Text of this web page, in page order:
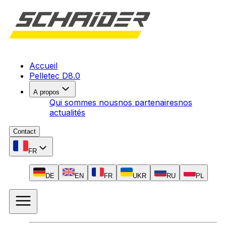
Accueil
Pelletec D8.0
A propos
Qui sommes nousnos partenairesnos
actualités
Contact
FR
DE EN FR UKR RU PL